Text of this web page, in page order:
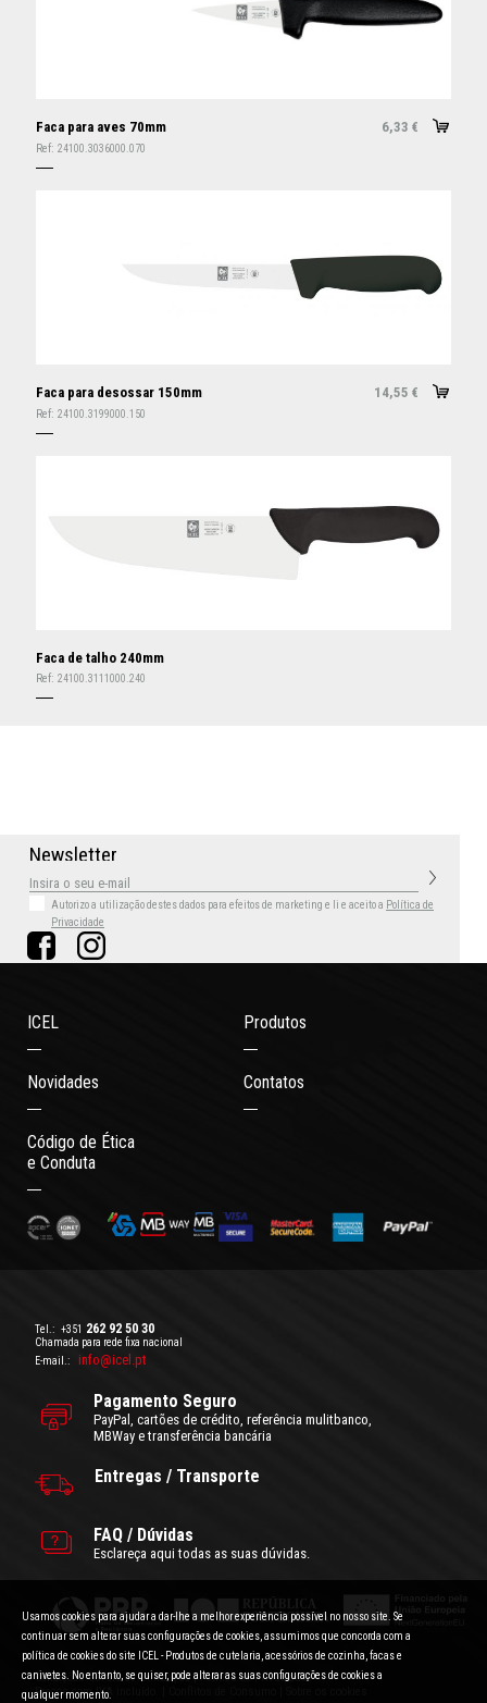
Faca para aves 70mm 6,33 €
Ref: 24100.3036000.070
Faca para desossar 150mm 14,55 €
Ref: 24100.3199000.150
Faca de talho 240mm
Ref: 24100.3111000.240
Newsletter
Autorizo a utilização destes dados para efeitos de marketing e li e aceito a Política de
Privacidade
ICEL Produtos
Novidades Contatos
Código de Ética
e Conduta
Tel.: +351 262 92 50 30
Chamada para rede fixa nacional
E-mail.:
info@icel.pt
Pagamento Seguro
PayPal, cartões de crédito, referência mulitbanco,
MBWay e transferência bancária
Entregas / Transporte
FAQ / Dúvidas
Esclareça aqui todas as suas dúvidas.
Condições Gerais de Utilização |Politica de Privacidade
Preços com IVA incluído.
Usamos cookies para ajudar a dar-lhe a melhor experiência possível no nosso site. Se
continuar sem alterar suas configurações de cookies, assumimos que concorda com a
política de cookies do site ICEL - Produtos de cutelaria, acessórios de cozinha, facas e
canivetes. No entanto, se quiser, pode alterar as suas configurações de cookies a
qualquer momento.